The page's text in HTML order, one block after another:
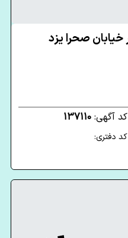
کد آگهی: 137110
کد دفتری: